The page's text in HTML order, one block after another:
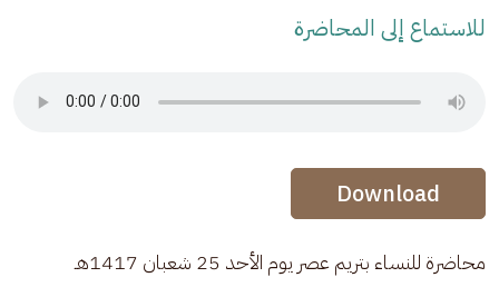
للاستماع إلى المحاضرة
Audio Stream
Audio Stream
Download
محاضرة للنساء بتريم عصر يوم الأحد 25 شعبان 1417هـ